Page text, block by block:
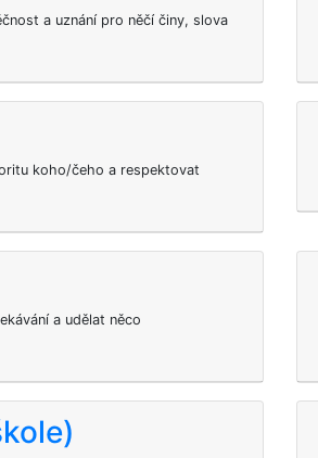
a uznání pro něčí činy, slova
koho/čeho a respektovat
a udělat něco